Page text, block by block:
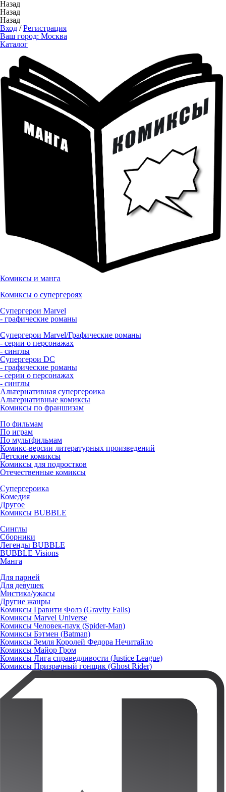
Назад
Назад
Назад
Вход /Регистрация
Ваш город: Москва
Каталог
Комиксы и манга
Комиксы о супергероях
Супергерои Marvel
- графические романы
Супергерои Marvel/Графические романы
- серии о персонажах
- синглы
Супергерои DC
- графические романы
- серии о персонажах
- синглы
Альтернативная супергероика
Альтернативные комиксы
Комиксы по франшизам
По фильмам
По играм
По мультфильмам
Комикс-версии литературных произведений
Детские комиксы
Комиксы для подростков
Отечественные комиксы
Супергероика
Комедия
Другое
Комиксы BUBBLE
Синглы
Сборники
Легенды BUBBLE
BUBBLE Visions
Манга
Для парней
Для девушек
Мистика/ужасы
Другие жанры
Комиксы Гравити Фолз (Gravity Falls)
Комиксы Marvel Universe
Комиксы Человек-паук (Spider-Man)
Комиксы Бэтмен (Batman)
Комиксы Земля Королей Федора Нечитайло
Комиксы Майор Гром
Комиксы Лига справедливости (Justice League)
Комиксы Призрачный гонщик (Ghost Rider)